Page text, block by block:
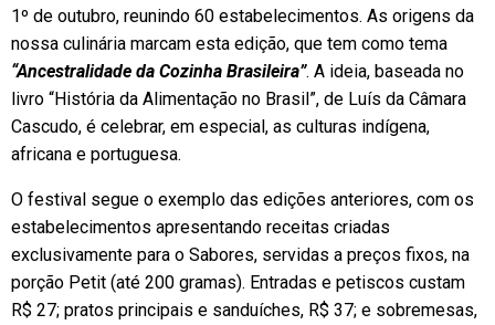
1º de outubro, reunindo 60 estabelecimentos. As origens da
nossa culinária marcam esta edição, que tem como tema
“Ancestralidade da Cozinha Brasileira”. A ideia, baseada no
livro “História da Alimentação no Brasil”, de Luís da Câmara
Cascudo, é celebrar, em especial, as culturas indígena,
africana e portuguesa.
O festival segue o exemplo das edições anteriores, com os
estabelecimentos apresentando receitas criadas
exclusivamente para o Sabores, servidas a preços fixos, na
porção Petit (até 200 gramas). Entradas e petiscos custam
R$ 27; pratos principais e sanduíches, R$ 37; e sobremesas,